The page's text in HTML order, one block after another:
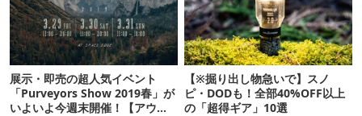
展示・即売の超人気イベント
「Purveyors Show 2019春」が
いよいよ今週末開催！【アウト
【※掘り出し物急いで】スノ
ピ・DODも！全部40%OFF以上
の「超得ギア」10選